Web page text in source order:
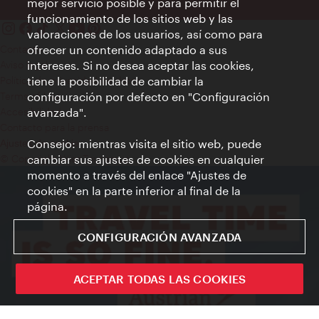
Contacto
Aviso legal
Política de privacidad de datos
Terms of Use
Accesibilidad
Ajustes de cookie
© Copyright WienTourismus
funcionamiento de los sitios web y las
valoraciones de los usuarios, así como para
ofrecer un contenido adaptado a sus
intereses. Si no desea aceptar las cookies,
tiene la posibilidad de cambiar la
configuración por defecto en "Configuración
avanzada".
Consejo: mientras visita el sitio web, puede
cambiar sus ajustes de cookies en cualquier
momento a través del enlace "Ajustes de
cookies" en la parte inferior al final de la
página.
CONFIGURACIÓN AVANZADA
ACEPTAR TODAS LAS COOKIES